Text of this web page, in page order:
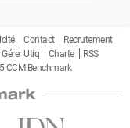
Contact
Recrutement
Gérer Utiq Charte
RSS
CCM Benchmark